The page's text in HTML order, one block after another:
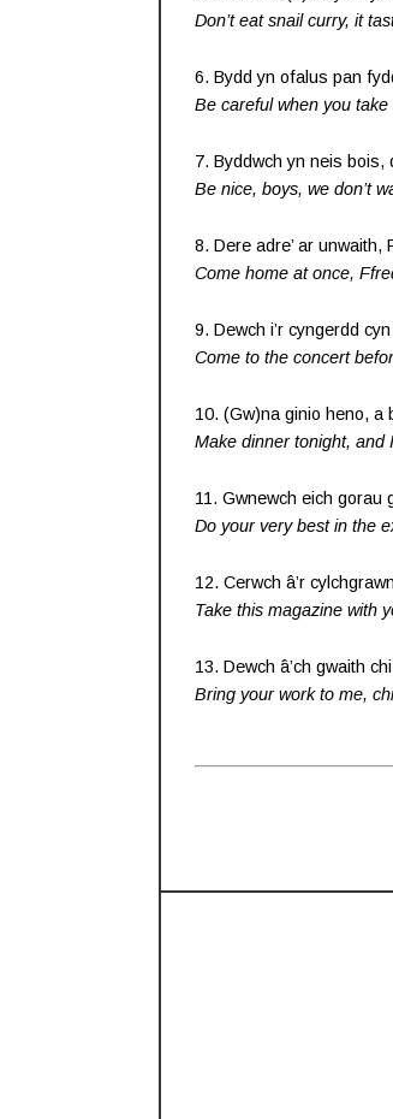
Don’t eat snail curry, it
6. Bydd yn ofalus pan
Be careful when you
7. Byddwch yn neis bois,
Be nice, boys, we don’t
8. Dere adre’ ar unwaith,
Come home at once,
9. Dewch i’r cyngerdd
Come to the concert
10. (Gw)na ginio heno, a
Make dinner tonight, and
11. Gwnewch eich gorau
Do your very best in the
12. Cerwch â’r
Take this magazine with
13. Dewch â’ch gwaith
Bring your work to me,